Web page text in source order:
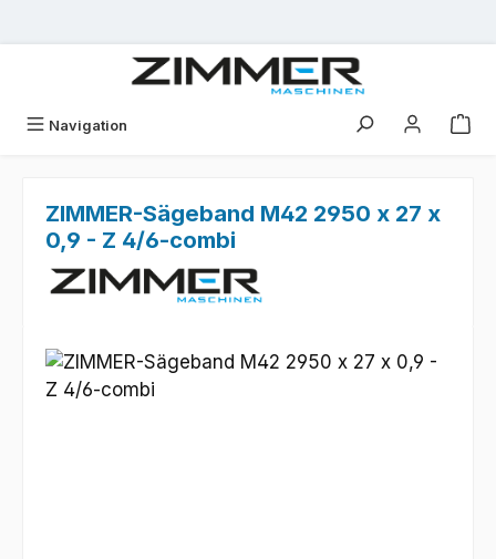
Navigation
ZIMMER-Sägeband M42 2950 x 27 x
0,9 - Z 4/6-combi
Bildergalerie überspringen